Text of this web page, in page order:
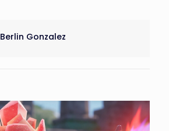
Berlin Gonzalez